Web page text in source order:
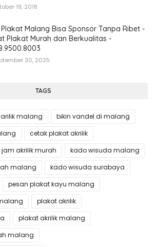
19, 2018
Plakat Malang Bisa Sponsor Tanpa Ribet -
Plakat Murah dan Berkualitas -
30, 2025
TAGS
arilik malang
bikin vandel di malang
cetak plakat akrilik
jam akrilik murah
kado wisuda malang
malang
kado wisuda surabaya
pesan plakat kayu malang
plakat akrilik
plakat akrilik malang
malang